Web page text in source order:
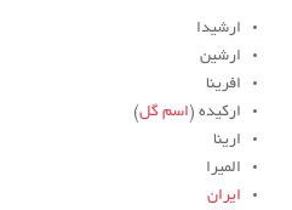
ارشیدا
ارشین
افرینا
ارکیده ( اسم گل)
ارینا
المیرا
ایران